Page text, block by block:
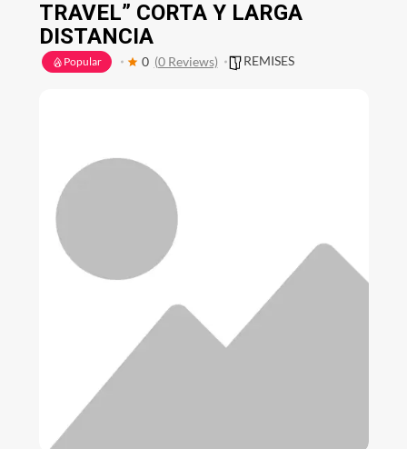
TRAVEL” CORTA Y LARGA
DISTANCIA
Popular 0 (0 Reviews) REMISES